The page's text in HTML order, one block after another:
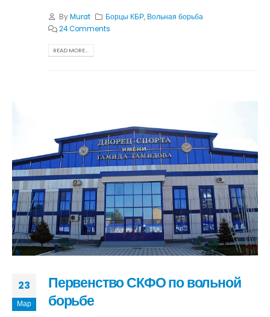
ByMurat Борцы КБР, Вольная борьба
24 Comments
READ MORE...
23
Мар
Первенство СКФО по вольной
борьбе